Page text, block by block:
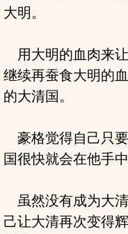
大明。
用大明的血肉来让
继续再蚕食大明的
的大清国。
豪格觉得自己只
国很快就会在他手
虽然没有成为大
己让大清再次变得